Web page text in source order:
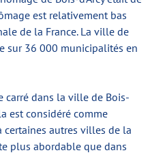
est relativement bas
de la France. La ville de
sur 36 000 municipalités en
carré dans la ville de Bois-
est considéré comme
autres villes de la
plus abordable que dans